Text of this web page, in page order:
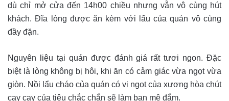
dù chỉ mở cửa đến 14h00 chiều nhưng vẫn vô cùng hút
khách. Đĩa lòng được ăn kèm với lẩu của quán vô cùng
đầy đặn.
Nguyên liệu tại quán được đánh giá rất tươi ngon. Đặc
biệt là lòng không bị hôi, khi ăn có cảm giác vừa ngọt vừa
giòn. Nồi lẩu cháo của quán có vị ngọt của xương hòa chút
cay cay của tiêu chắc chắn sẽ làm bạn mê đắm.